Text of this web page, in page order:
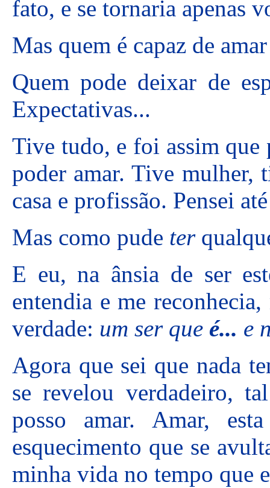
fato, e se tornaria apenas
Mas quem é capaz de
Quem pode deixar de
Expectativas...
Tive tudo, e foi assim que
poder amar. Tive mulher,
casa e profissão. Pensei
Mas como pude ter
E eu, na ânsia de ser
entendia e me
verdade: um ser que é... e
Agora que sei que nada
se revelou verdadeiro,
posso amar. Amar,
esquecimento que se
minha vida no tempo que